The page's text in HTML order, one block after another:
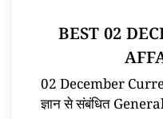
BEST 02
02 December
ज्ञान से संबंधित